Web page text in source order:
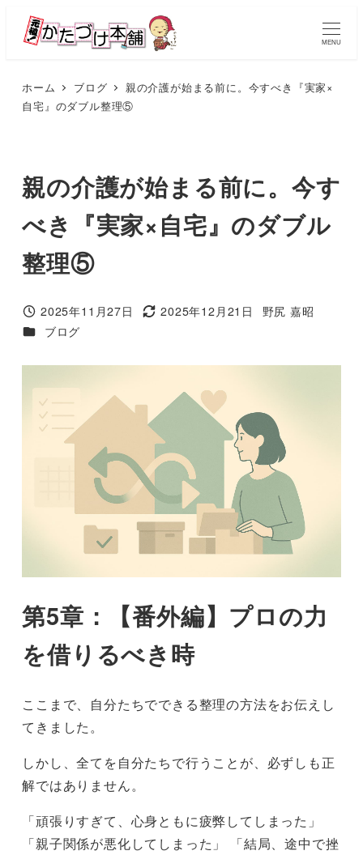
MENU
ホーム ブログ
親の介護が始まる前に。今すべき『実家×
自宅』のダブル整理⑤
親の介護が始まる前に。今す
べき『実家×自宅』のダブル
整理⑤
投稿日
2025年11月27日
更新日
2025年12月21日
著
野尻 嘉昭
カテゴリー
ブログ
第5章：【番外編】プロの力
を借りるべき時
ここまで、自分たちでできる整理の方法をお伝えし
てきました。
しかし、全てを自分たちで行うことが、必ずしも正
解ではありません。
「頑張りすぎて、心身ともに疲弊してしまった」
「親子関係が悪化してしまった」 「結局、途中で挫